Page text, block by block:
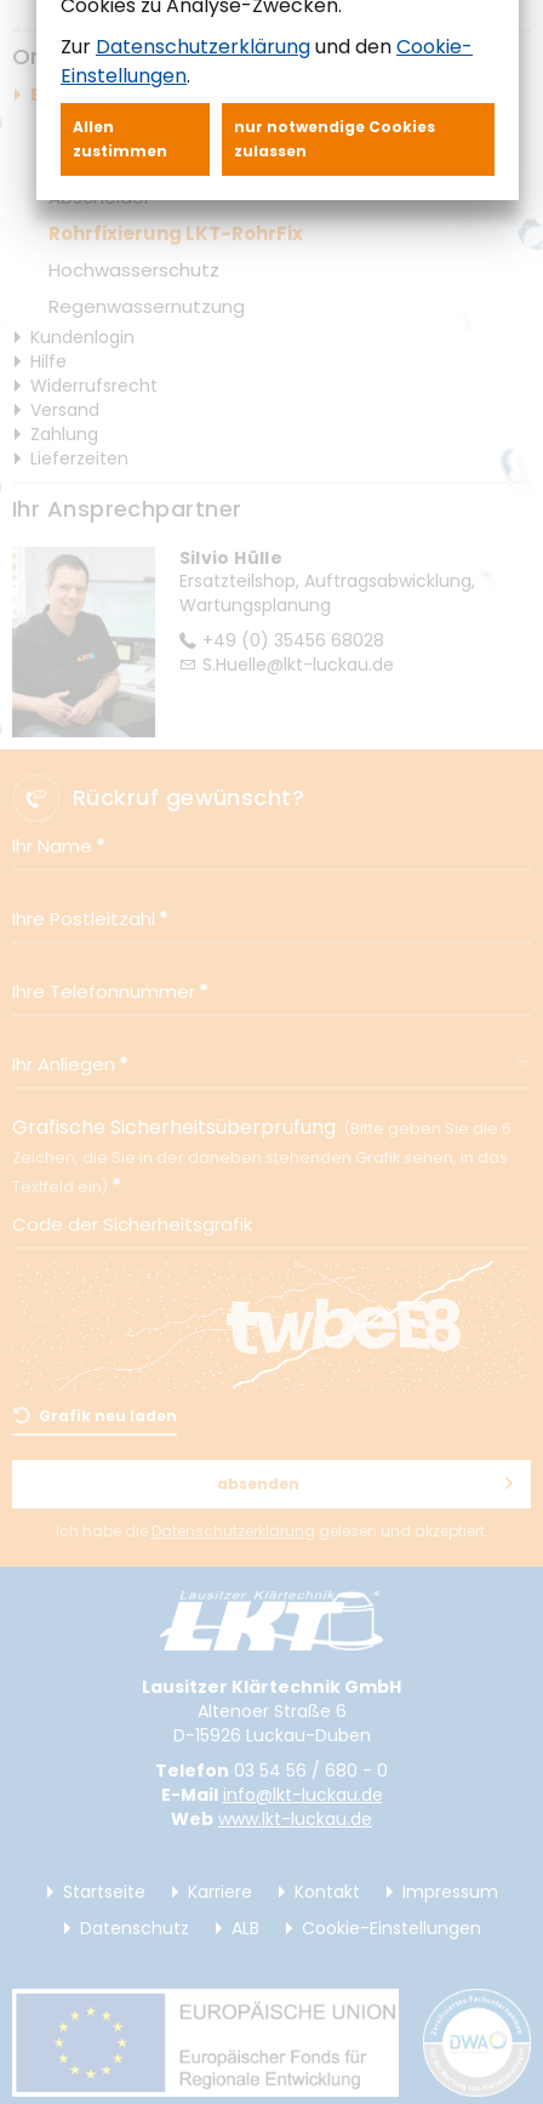
Online-Shop
Ersatzteilshop
Ersatzteile für Kleinkläranlagen
Armaturen für Pumpstationen
Abscheider
Rohrfixierung LKT-RohrFix
Hochwasserschutz
Regenwassernutzung
Kundenlogin
Hilfe
Widerrufsrecht
Versand
Zahlung
Lieferzeiten
Ihr Ansprechpartner
Silvio Hülle
Ersatzteilshop, Auftragsabwicklung,
Wartungsplanung
+49 (0) 35456 68028
S.Huelle@lkt-luckau.de
Rückruf gewünscht?
Ihr Name
Ihre Postleitzahl
Ihre Telefonnummer
Ihr Anliegen
Grafische Sicherheitsüberprüfung
Bitte geben Sie die 6
Zeichen, die Sie in der daneben stehenden Grafik sehen, in das
Textfeld ein
Code der Sicherheitsgrafik
Grafik neu laden
absenden
Ich habe die Datenschutzerklärung gelesen und akzeptiert.
Lausitzer Klärtechnik GmbH
Altenoer Straße 6
D-15926 Luckau-Duben
Telefon 03 54 56 / 680 - 0
E-Mail info@lkt-luckau.de
Web www.lkt-luckau.de
Startseite Karriere Kontakt
Impressum
Datenschutz
ALB Cookie-Einstellungen
Zur Datenschutzerklärungund denCookie-
Einstellungen.
Allen
zustimmen
nur notwendige Cookies
zulassen